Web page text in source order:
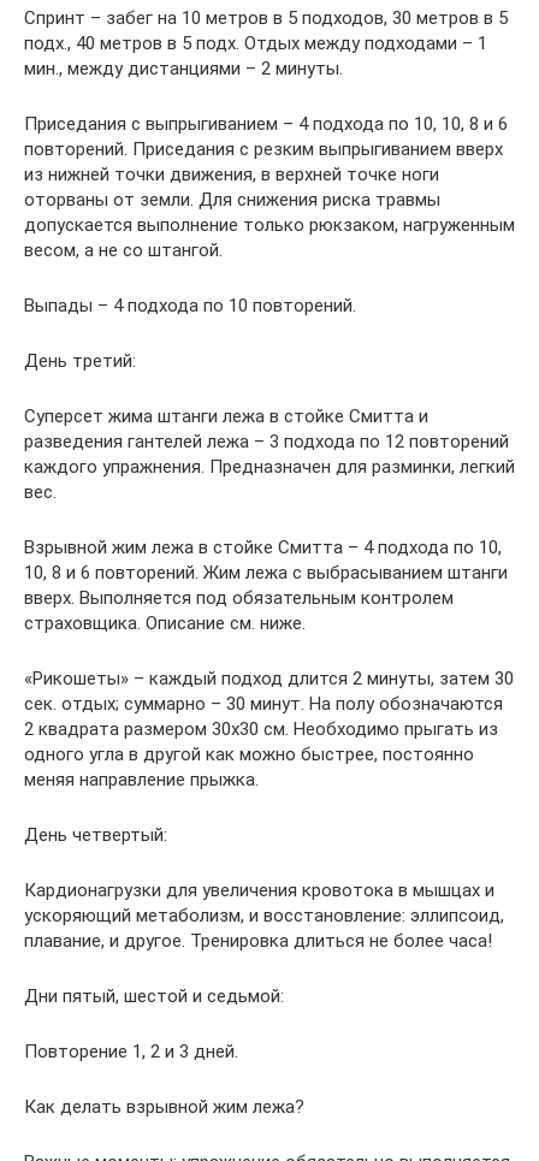
Спринт – забег на 10 метров в 5 подходов, 30 метров в 5
подх., 40 метров в 5 подх. Отдых между подходами – 1
мин., между дистанциями – 2 минуты.
Приседания с выпрыгиванием – 4 подхода по 10, 10, 8 и 6
повторений. Приседания с резким выпрыгиванием вверх
из нижней точки движения, в верхней точке ноги
оторваны от земли. Для снижения риска травмы
допускается выполнение только рюкзаком, нагруженным
весом, а не со штангой.
Выпады – 4 подхода по 10 повторений.
День третий:
Суперсет жима штанги лежа в стойке Смитта и
разведения гантелей лежа – 3 подхода по 12 повторений
каждого упражнения. Предназначен для разминки, легкий
вес.
Взрывной жим лежа в стойке Смитта – 4 подхода по 10,
10, 8 и 6 повторений. Жим лежа с выбрасыванием штанги
вверх. Выполняется под обязательным контролем
страховщика. Описание см. ниже.
«Рикошеты» – каждый подход длится 2 минуты, затем 30
сек. отдых; суммарно – 30 минут. На полу обозначаются
2 квадрата размером 30х30 см. Необходимо прыгать из
одного угла в другой как можно быстрее, постоянно
меняя направление прыжка.
День четвертый:
Кардионагрузки для увеличения кровотока в мышцах и
ускоряющий метаболизм, и восстановление: эллипсоид,
плавание, и другое. Тренировка длиться не более часа!
Дни пятый, шестой и седьмой:
Повторение 1, 2 и 3 дней.
Как делать взрывной жим лежа?